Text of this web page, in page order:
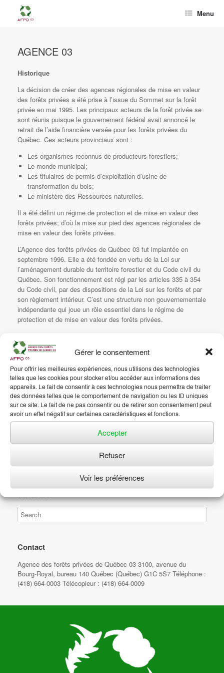
Gérer le consentement
Pour offrir les meilleures expériences, nous utilisons des technologies
telles que les cookies pour stocker et/ou accéder aux informations des
appareils. Le fait de consentir à ces technologies nous permettra de traiter
des données telles que le comportement de navigation ou les ID uniques
sur ce site. Le fait de ne pas consentir ou de retirer son consentement peut
avoir un effet négatif sur certaines caractéristiques et fonctions.
Accepter
Refuser
Voir les préférences
Menu
AGENCE 03
Historique
La décision de créer des agences régionales de mise en valeur
des forêts privées a été prise à l’issue du Sommet sur la forêt
privée en mai 1995. Les principaux acteurs de la forêt privée se
sont réunis puisque le gouvernement fédéral avait annoncé le
retrait de l’aide financière versée pour les forêts privées du
Québec. Ces acteurs provinciaux sont :
Les organismes reconnus de producteurs forestiers;
Le monde municipal;
Les titulaires de permis d’exploitation d’usine de
transformation du bois;
Le ministère des Ressources naturelles.
Il a été défini un régime de protection et de mise en valeur des
forêts privées; d’où la mise sur pied des agences régionales de
mise en valeur des forêts privées.
L’Agence des forêts privées de Québec 03 fut implantée en
septembre 1996. Elle a été fondée en vertu de la Loi sur
l’aménagement durable du territoire forestier et du Code civil du
Québec. Son fonctionnement est régi par les articles 335 à 354
du Code civil, par des dispositions de la Loi sur les forêts et par
son règlement intérieur. C’est une structure non gouvernementale
indépendante qui joue un rôle essentiel dans le régime de
protection et de mise en valeur des forêts privées.
l’ensemble des partenaires de l’Agence.
(Cliquez sur l’image pour agrandir)
Chercher
Contact
Agence des forêts privées de Québec 03 3100, avenue du
Bourg-Royal, bureau 140 Québec (Québec) G1C 5S7 Téléphone :
(418) 664-0003 Télécopieur : (418) 664-0009